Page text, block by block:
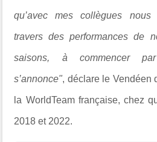
qu’avec mes collègues
travers des performances de
saisons, à commencer
s’annonce", déclare le Vendéen
la WorldTeam française, chez
2018 et 2022.